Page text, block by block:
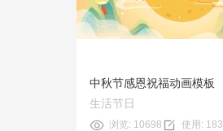
使用
中秋节感恩祝福动画模板
生活节日
浏览: 10698 使用: 183